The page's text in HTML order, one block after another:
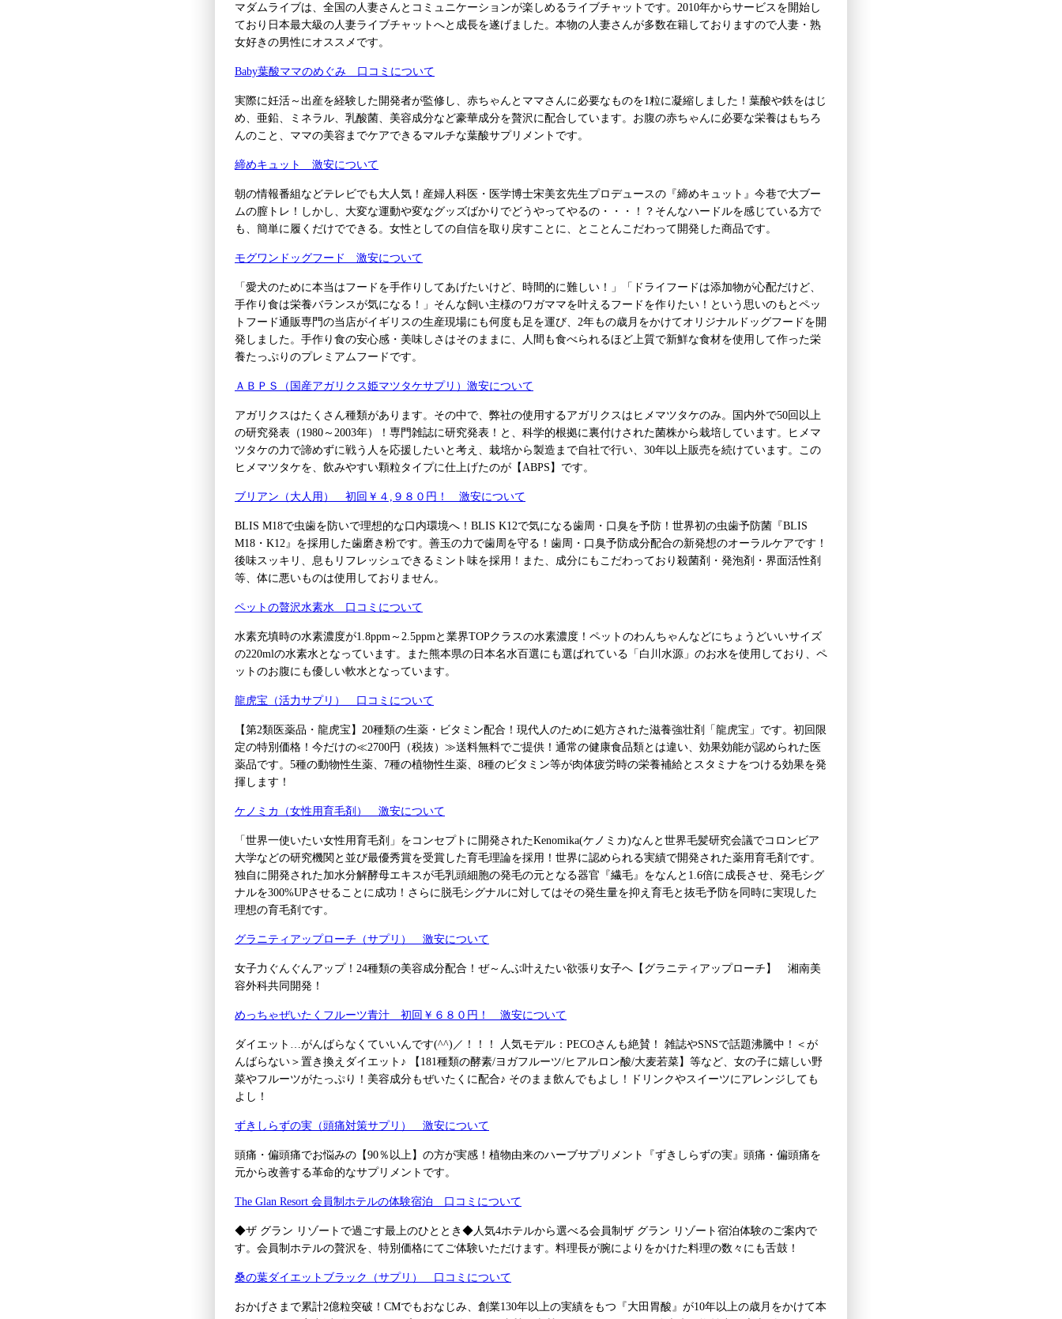
マダムライブは、全国の人妻さんとコミュニケーションが楽しめるライブチャットです。2010年からサービスを開始し
ており日本最大級の人妻ライブチャットへと成長を遂げました。本物の人妻さんが多数在籍しておりますので人妻・熟
女好きの男性にオススメです。
Baby葉酸ママのめぐみ 口コミについて
実際に妊活～出産を経験した開発者が監修し、赤ちゃんとママさんに必要なものを1粒に凝縮しました！葉酸や鉄をはじ
め、亜鉛、ミネラル、乳酸菌、美容成分など豪華成分を贅沢に配合しています。お腹の赤ちゃんに必要な栄養はもちろ
んのこと、ママの美容までケアできるマルチな葉酸サプリメントです。
締めキュット 激安について
朝の情報番組などテレビでも大人気！産婦人科医・医学博士宋美玄先生プロデュースの『締めキュット』今巷で大ブー
ムの膣トレ！しかし、大変な運動や変なグッズばかりでどうやってやるの・・・！？そんなハードルを感じている方で
も、簡単に履くだけでできる。女性としての自信を取り戻すことに、とことんこだわって開発した商品です。
モグワンドッグフード 激安について
「愛犬のために本当はフードを手作りしてあげたいけど、時間的に難しい！」「ドライフードは添加物が心配だけど、
手作り食は栄養バランスが気になる！」そんな飼い主様のワガママを叶えるフードを作りたい！という思いのもとペッ
トフード通販専門の当店がイギリスの生産現場にも何度も足を運び、2年もの歳月をかけてオリジナルドッグフードを開
発しました。手作り食の安心感・美味しさはそのままに、人間も食べられるほど上質で新鮮な食材を使用して作った栄
養たっぷりのプレミアムフードです。
ＡＢＰＳ（国産アガリクス姫マツタケサプリ）激安について
アガリクスはたくさん種類があります。その中で、弊社の使用するアガリクスはヒメマツタケのみ。国内外で50回以上
の研究発表（1980～2003年）！専門雑誌に研究発表！と、科学的根拠に裏付けされた菌株から栽培しています。ヒメマ
ツタケの力で諦めずに戦う人を応援したいと考え、栽培から製造まで自社で行い、30年以上販売を続けています。この
ヒメマツタケを、飲みやすい顆粒タイプに仕上げたのが【ABPS】です。
ブリアン（大人用） 初回￥４,９８０円！ 激安について
BLIS M18で虫歯を防いで理想的な口内環境へ！BLIS K12で気になる歯周・口臭を予防！世界初の虫歯予防菌『BLIS
M18・K12』を採用した歯磨き粉です。善玉の力で歯周を守る！歯周・口臭予防成分配合の新発想のオーラルケアです！
後味スッキリ、息もリフレッシュできるミント味を採用！また、成分にもこだわっており殺菌剤・発泡剤・界面活性剤
等、体に悪いものは使用しておりません。
ペットの贅沢水素水 口コミについて
水素充填時の水素濃度が1.8ppm～2.5ppmと業界TOPクラスの水素濃度！ペットのわんちゃんなどにちょうどいいサイズ
の220mlの水素水となっています。また熊本県の日本名水百選にも選ばれている「白川水源」のお水を使用しており、ペ
ットのお腹にも優しい軟水となっています。
龍虎宝（活力サプリ） 口コミについて
【第2類医薬品・龍虎宝】20種類の生薬・ビタミン配合！現代人のために処方された滋養強壮剤「龍虎宝」です。初回限
定の特別価格！今だけの≪2700円（税抜）≫送料無料でご提供！通常の健康食品類とは違い、効果効能が認められた医
薬品です。5種の動物性生薬、7種の植物性生薬、8種のビタミン等が肉体疲労時の栄養補給とスタミナをつける効果を発
揮します！
ケノミカ（女性用育毛剤） 激安について
「世界一使いたい女性用育毛剤」をコンセプトに開発されたKenomika(ケノミカ)なんと世界毛髪研究会議でコロンビア
大学などの研究機関と並び最優秀賞を受賞した育毛理論を採用！世界に認められる実績で開発された薬用育毛剤です。
独自に開発された加水分解酵母エキスが毛乳頭細胞の発毛の元となる器官『繊毛』をなんと1.6倍に成長させ、発毛シグ
ナルを300%UPさせることに成功！さらに脱毛シグナルに対してはその発生量を抑え育毛と抜毛予防を同時に実現した
理想の育毛剤です。
グラニティアップローチ（サプリ） 激安について
女子力ぐんぐんアップ！24種類の美容成分配合！ぜ～んぶ叶えたい欲張り女子へ【グラニティアップローチ】 湘南美
容外科共同開発！
めっちゃぜいたくフルーツ青汁 初回￥６８０円！ 激安について
ダイエット…がんばらなくていいんです(^^)／！！！ 人気モデル：PECOさんも絶賛！ 雑誌やSNSで話題沸騰中！＜が
んばらない＞置き換えダイエット♪ 【181種類の酵素/ヨガフルーツ/ヒアルロン酸/大麦若菜】等など、女の子に嬉しい野
菜やフルーツがたっぷり！美容成分もぜいたくに配合♪ そのまま飲んでもよし！ドリンクやスイーツにアレンジしても
よし！
ずきしらずの実（頭痛対策サプリ） 激安について
頭痛・偏頭痛でお悩みの【90％以上】の方が実感！植物由来のハーブサプリメント『ずきしらずの実』頭痛・偏頭痛を
元から改善する革命的なサプリメントです。
The Glan Resort 会員制ホテルの体験宿泊 口コミについて
◆ザ グラン リゾートで過ごす最上のひととき◆人気4ホテルから選べる会員制ザ グラン リゾート宿泊体験のご案内で
す。会員制ホテルの贅沢を、特別価格にてご体験いただけます。料理長が腕によりをかけた料理の数々にも舌鼓！
桑の葉ダイエットブラック（サプリ） 口コミについて
おかげさまで累計2億粒突破！CMでもおなじみ、創業130年以上の実績をもつ『大田胃酸』が10年以上の歳月をかけて本